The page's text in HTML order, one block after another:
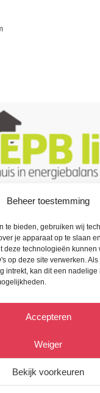
Beheer toestemming
te bieden, gebruiken wij
je apparaat op te slaan
deze technologieën
op deze site verwerken.
intrekt, kan dit een
Accepteren
Weiger
Bekijk voorkeuren
ons
3 B1,
(Dendermonde).